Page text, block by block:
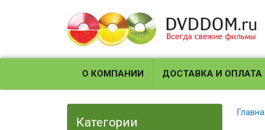
О КОМПАНИИ ДОСТАВКА И ОПЛАТА
Категории